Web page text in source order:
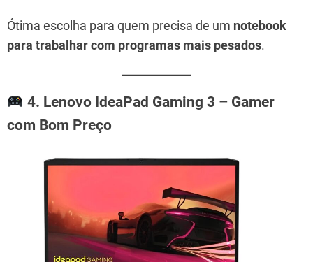
Ótima escolha para quem precisa de um notebook
para trabalhar com programas mais pesados.
4. Lenovo IdeaPad Gaming 3 – Gamer
com Bom Preço